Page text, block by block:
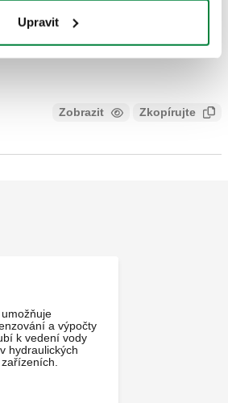
Upravit
Zobrazit Zkopírujte
Manometr UNI 2,5. Stupnice
Zobrazit Zkopírujte
a výpočty
k vedení vody
hydraulických